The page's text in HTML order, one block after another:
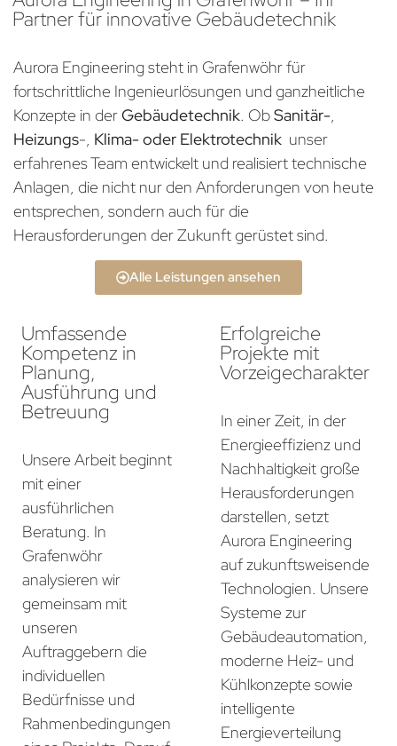
Partner für innovative Gebäudetechnik
Aurora Engineering steht in Grafenwöhr für
fortschrittliche Ingenieurlösungen und ganzheitliche
Konzepte in derGebäudetechnik. ObSanitär-,
Heizungs-, Klima- oder Elektrotechnik unser
erfahrenes Team entwickelt und realisiert technische
Anlagen, die nicht nur den Anforderungen von heute
entsprechen, sondern auch für die
Herausforderungen der Zukunft gerüstet sind.
Alle Leistungen ansehen
Umfassende
Kompetenz in
Planung,
Ausführung und
Betreuung
Unsere Arbeit beginnt
mit einer
ausführlichen
Beratung. In
Grafenwöhr
analysieren wir
gemeinsam mit
unseren
Auftraggebern die
individuellen
Bedürfnisse und
Rahmenbedingungen
Erfolgreiche
Projekte mit
Vorzeigecharakter
In einer Zeit, in der
Energieeffizienz und
Nachhaltigkeit große
Herausforderungen
darstellen, setzt
Aurora Engineering
auf zukunftsweisende
Technologien. Unsere
Systeme zur
Gebäudeautomation,
moderne Heiz- und
Kühlkonzepte sowie
intelligente
Energieverteilung